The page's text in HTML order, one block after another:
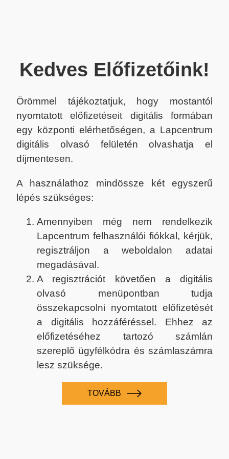
Kedves Előfizetőink!
Örömmel tájékoztatjuk, hogy mostantól
nyomtatott előfizetéseit digitális formában
egy központi elérhetőségen, a Lapcentrum
digitális olvasó felületén olvashatja el
díjmentesen.
A használathoz mindössze két egyszerű
lépés szükséges:
Amennyiben még nem rendelkezik
Lapcentrum felhasználói fiókkal, kérjük,
regisztráljon a weboldalon adatai
megadásával.
A regisztrációt követően a digitális
olvasó menüpontban tudja
összekapcsolni nyomtatott előfizetését
a digitális hozzáféréssel. Ehhez az
előfizetéséhez tartozó számlán
szereplő ügyfélkódra és számlaszámra
lesz szüksége.
TOVÁBB